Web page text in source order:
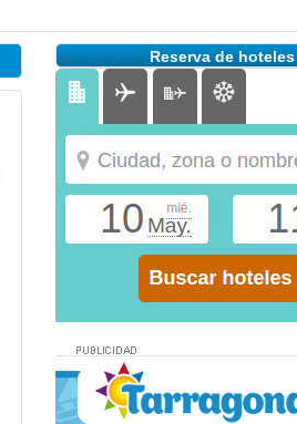
Reserva de hoteles